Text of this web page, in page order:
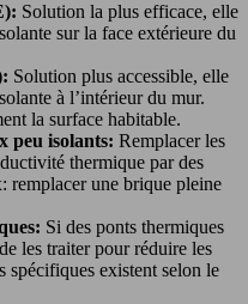
Solution la plus efficace, elle
sur la face extérieure du
Solution plus accessible, elle
à l’intérieur du mur.
la surface habitable.
peu isolants: Remplacer les
thermique par des
remplacer une brique pleine
Si des ponts thermiques
les traiter pour réduire les
spécifiques existent selon le